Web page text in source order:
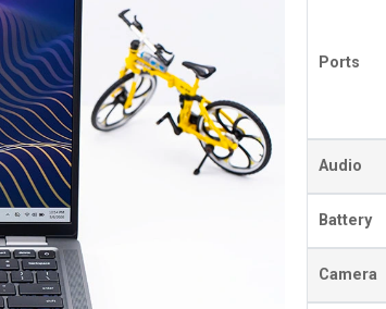
Ports
Audio
Battery
Camera